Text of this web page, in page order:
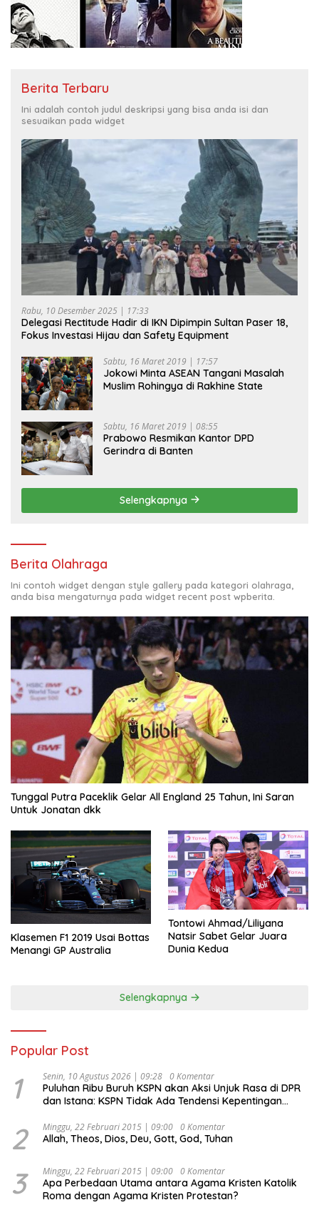
Berita Terbaru
Ini adalah contoh judul deskripsi yang bisa anda isi dan
sesuaikan pada widget
Rabu, 10 Desember 2025 | 17:33
Delegasi Rectitude Hadir di IKN Dipimpin Sultan Paser 18,
Fokus Investasi Hijau dan Safety Equipment
Sabtu, 16 Maret 2019 | 17:57
Jokowi Minta ASEAN Tangani Masalah
Muslim Rohingya di Rakhine State
Sabtu, 16 Maret 2019 | 08:55
Prabowo Resmikan Kantor DPD
Gerindra di Banten
Selengkapnya
Berita Olahraga
Ini contoh widget dengan style gallery pada kategori olahraga,
anda bisa mengaturnya pada widget recent post wpberita.
Tunggal Putra Paceklik Gelar All England 25 Tahun, Ini Saran
Untuk Jonatan dkk
Klasemen F1 2019 Usai Bottas
Menangi GP Australia
Tontowi Ahmad/Liliyana
Natsir Sabet Gelar Juara
Dunia Kedua
Selengkapnya
Popular Post
1 Senin, 10 Agustus 2026 | 09:28 0 Komentar
Puluhan Ribu Buruh KSPN akan Aksi Unjuk Rasa di DPR
dan Istana: KSPN Tidak Ada Tendensi Kepentingan
2 Minggu, 22 Februari 2015 | 09:00 0 Komentar
Allah, Theos, Dios, Deu, Gott, God, Tuhan
3 Minggu, 22 Februari 2015 | 09:00 0 Komentar
Apa Perbedaan Utama antara Agama Kristen Katolik
Roma dengan Agama Kristen Protestan?